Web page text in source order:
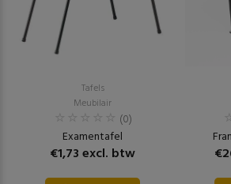
Tafels
Meubilair
(0)
Examentafel
€1,73 excl. btw